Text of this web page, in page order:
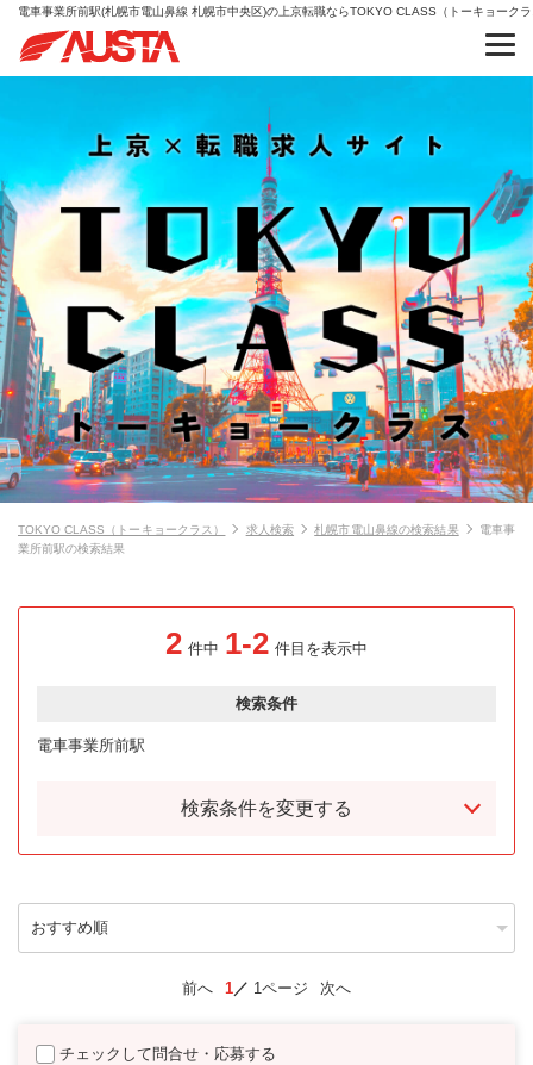
電車事業所前駅(札幌市電山鼻線 札幌市中央区)の上京転職ならTOKYO CLASS（トーキョーク
TOKYO CLASS（トーキョークラス） 求人検索 札幌市電山鼻線の検索結果
電車事
業所前駅の検索結果
2 件中 1-2 件目を表示中
検索条件
電車事業所前駅
検索条件を変更する
前へ 1 1ページ 次へ
チェックして問合せ・応募する